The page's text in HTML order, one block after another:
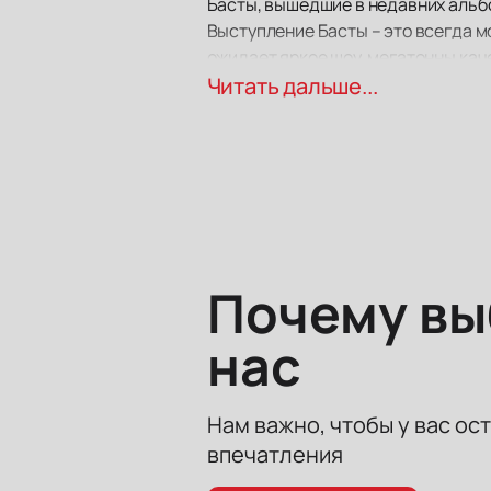
Выступление Басты – это всегда
ожидает яркое шоу, мегатонны
увидите любимого Василия из
Читать дальше...
Почему
нас
Нам важно, чтобы у вас
впечатления